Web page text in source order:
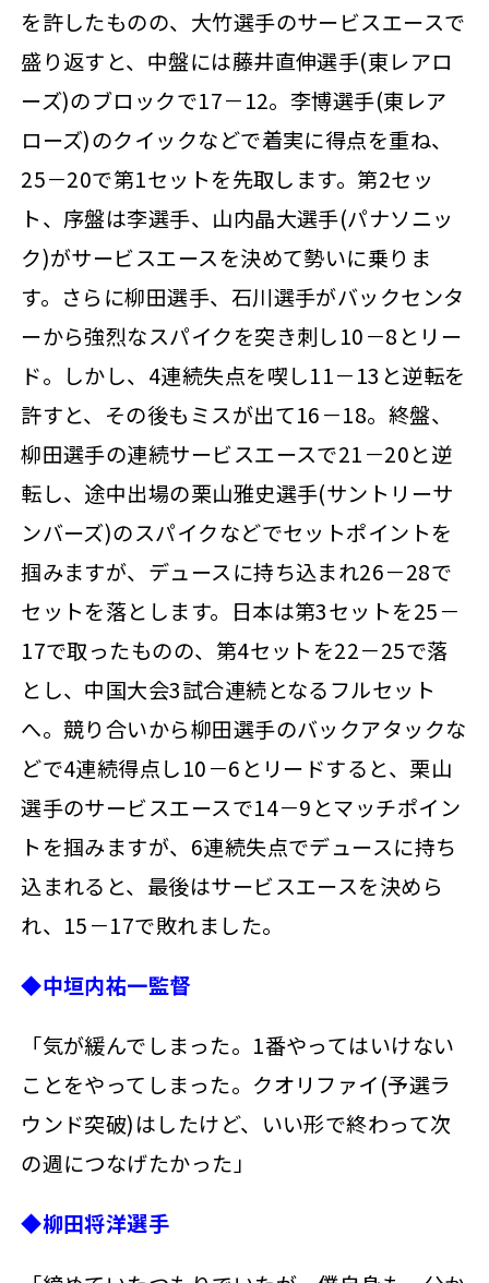
を許したものの、大竹選手のサービスエースで
盛り返すと、中盤には藤井直伸選手(東レアロ
ーズ)のブロックで17－12。李博選手(東レア
ローズ)のクイックなどで着実に得点を重ね、
25－20で第1セットを先取します。第2セッ
ト、序盤は李選手、山内晶大選手(パナソニッ
ク)がサービスエースを決めて勢いに乗りま
す。さらに柳田選手、石川選手がバックセンタ
ーから強烈なスパイクを突き刺し10－8とリー
ド。しかし、4連続失点を喫し11－13と逆転を
許すと、その後もミスが出て16－18。終盤、
柳田選手の連続サービスエースで21－20と逆
転し、途中出場の栗山雅史選手(サントリーサ
ンバーズ)のスパイクなどでセットポイントを
掴みますが、デュースに持ち込まれ26－28で
セットを落とします。日本は第3セットを25－
17で取ったものの、第4セットを22－25で落
とし、中国大会3試合連続となるフルセット
へ。競り合いから柳田選手のバックアタックな
どで4連続得点し10－6とリードすると、栗山
選手のサービスエースで14－9とマッチポイン
トを掴みますが、6連続失点でデュースに持ち
込まれると、最後はサービスエースを決めら
れ、15－17で敗れました。
◆中垣内祐一監督
「気が緩んでしまった。1番やってはいけない
ことをやってしまった。クオリファイ(予選ラ
ウンド突破)はしたけど、いい形で終わって次
の週につなげたかった」
◆柳田将洋選手